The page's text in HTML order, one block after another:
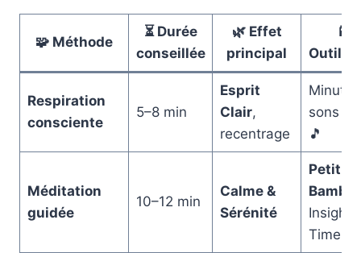
🧩 Méthode
⏳ Durée
conseillée
🌿 Effet
principal
📱
Outil/
Respiration
consciente
5–8 min
Esprit
Clair,
recentrage
sons
🎵
Méditation
guidée
10–12 min
Calme &
Sérénité
Petit
Insight
Timer